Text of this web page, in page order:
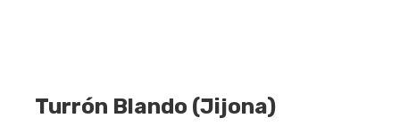
Turrón Blando (Jijona)